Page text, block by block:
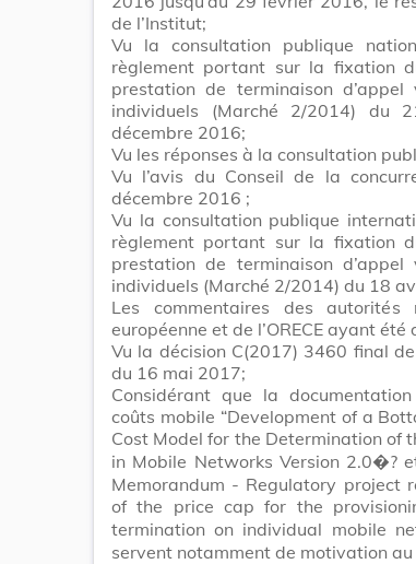
de l’Institut;
Vu la consultation publique
règlement portant sur la fixation
prestation de terminaison
individuels (Marché 2/2014) du
décembre 2016;
Vu les réponses à la consultation
Vu l’avis du Conseil de la
décembre 2016 ;
Vu la consultation publique
règlement portant sur la fixation
prestation de terminaison
individuels (Marché 2/2014) du 18
Les commentaires des autorités
européenne et de l’ORECE ayant été
Vu la décision C(2017) 3460 final
du 16 mai 2017;
Considérant que la
coûts mobile “Development of a
Cost Model for the Determination of
in Mobile Networks Version 2.0�?
Memorandum - Regulatory project
of the price cap for the
termination on individual mobile
servent notamment de motivation